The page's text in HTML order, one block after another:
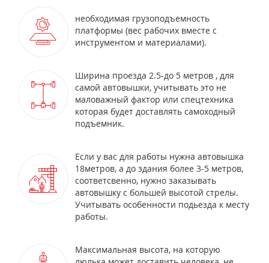
необходимая грузоподъемность
платформы (вес рабочих вместе с
инструментом и материалами).
Ширина проезда 2.5-до 5 метров , для
самой автовышки, учитывать это не
маловажный фактор или спецтехника
которая будет доставлять самоходный
подъемник.
Если у вас для работы нужна автовышка
18метров, а до здания более 3-5 метров,
соответсвенно, нужно заказывать
автовышку с большей высотой стрелы.
Учитывать особенности подьезда к месту
работы.
Максимальная высота, на которую